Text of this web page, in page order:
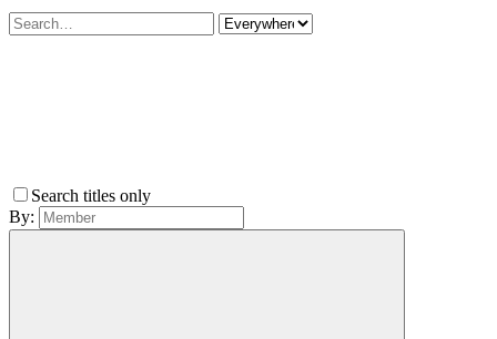
Search titles only
By: